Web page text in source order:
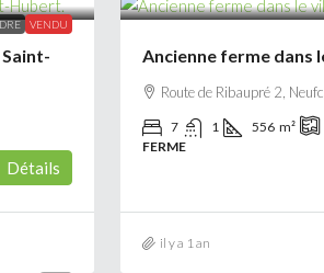
VENDU
Détails
Ancienne ferme dans
Route de Ribaupré 2,
7 1 556 m²
FERME
il y a 1 an